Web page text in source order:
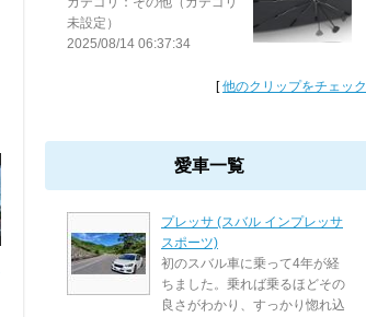
未設定）
2025/08/14 06:37:34
[他のクリップをチェック
愛車一覧
プレッサ (スバル インプレッサ
スポーツ)
初のスバル車に乗って4年が経
ちました。乗れば乗るほどその
良さがわかり、すっかり惚れ込